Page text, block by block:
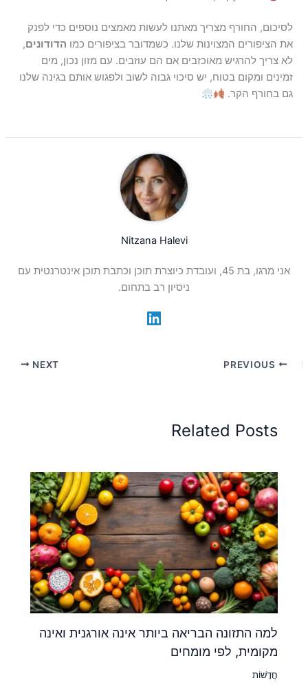
לסיכום, החורף מצריך מאתנו לעשות מאמצים נוספים כדי לפנק
את הציפורים המצוינות שלנו. כשמדובר בציפורים כמו הדודונים,
לא צריך להרגיש מאוכזבים אם הם עוזבים. עם מזון נכון, מים
זמינים ומקום בטוח, יש סיכוי גבוה לשוב ולפגוש אותם בגינה שלנו
גם בחורף הקר.
Nitzana Halevi
אני מרגו, בת 45, ועובדת כיוצרת תוכן וכתבת תוכן אינטרנטית עם
ניסיון רב בתחום.
NEXT
Related Posts
למה התזונה הבריאה ביותר אינה אורגנית ואינה
מקומית, לפי מומחים
חֲדָשׁוֹת